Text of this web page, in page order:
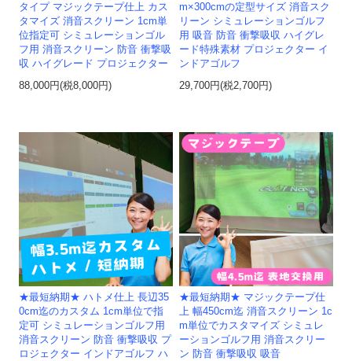
タイプ マジックテープ仕上 カス
タマイズ 消音スクリーン 1cm単
位指定可 シミュレーションゴル
フ用 消音スクリーン 防音 衝撃吸
収 ハイグレード プロジェクター
88,000円(税8,000円)
m×300cmの定型サイズ 消音スク
リーン シミュレーションゴルフ
用 吸音 防音 衝撃吸収 ハイグレ
ード特殊素材 プロジェクター イ
ンドアゴルフ
29,700円(税2,700円)
★最短納期★ ハトメ仕上 長辺35
0cm迄のカスタム 1cm単位で指
定可 シミュレーションゴルフ用
消音スクリーン 防音 衝撃吸収 プ
ロジェクター インドアゴルフ ハ
★最短納期★ マジックテープ仕
上 幅450cm迄 消音スクリーン 1c
m単位でカスタマイズ シミュレ
ーションゴルフ用 消音スクリー
ン 防音 衝撃吸収 吸音